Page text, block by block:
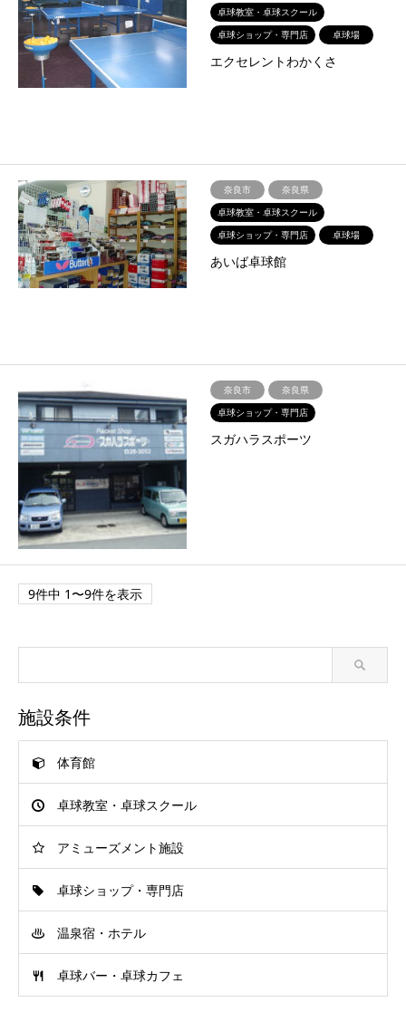
卓球教室・卓球スクール
卓球ショップ・専門店
卓球場
エクセレントわかくさ
奈良市
奈良県
卓球教室・卓球スクール
卓球ショップ・専門店
卓球場
あいば卓球館
奈良市
奈良県
卓球ショップ・専門店
スガハラスポーツ
9件中 1〜9件を表示
施設条件
体育館
卓球教室・卓球スクール
アミューズメント施設
卓球ショップ・専門店
温泉宿・ホテル
卓球バー・卓球カフェ